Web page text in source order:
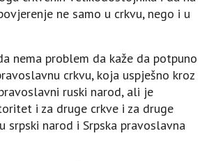
ne samo u crkvu, nego i u
nema problem da kaže da potpuno
crkvu, koja uspješno kroz
ruski narod, ali je
i za druge crkve i za druge
srpski narod i Srpska pravoslavna